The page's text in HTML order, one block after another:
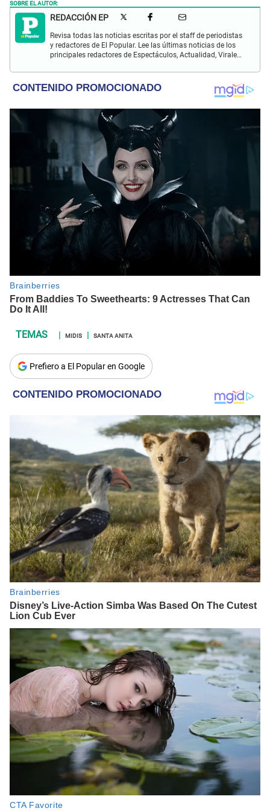
SOBRE EL AUTOR:
REDACCIÓN EP
Revisa todas las noticias escritas por el staff de periodistas
y redactores de El Popular. Lee las últimas noticias de los
principales redactores de Espectáculos, Actualidad, Virales,
MIDIS SANTA ANITA
Prefiero a El Popular en Google